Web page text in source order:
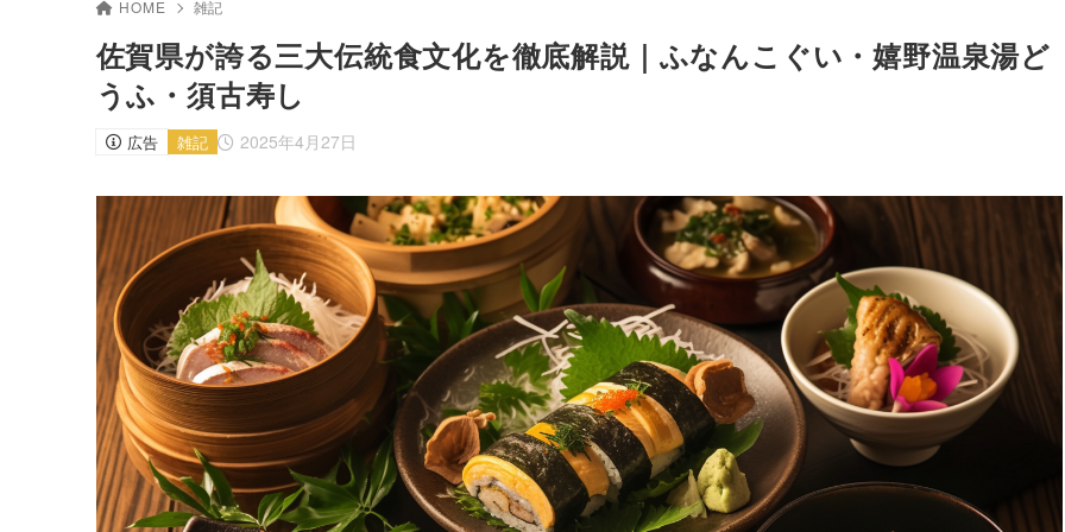
HOME 雑記
佐賀県が誇る三大伝統食文化を徹底解説｜ふなんこぐい・嬉野温泉湯ど
うふ・須古寿し
広告 2025年4月27日
雑記